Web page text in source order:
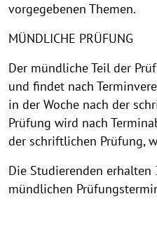
vorgegebenen Themen.
MÜNDLICHE PRÜFUNG
Der mündliche Teil der
und findet nach
in der Woche nach der
Prüfung wird nach
der schriftlichen Prüfung,
Die Studierenden erhalten
mündlichen